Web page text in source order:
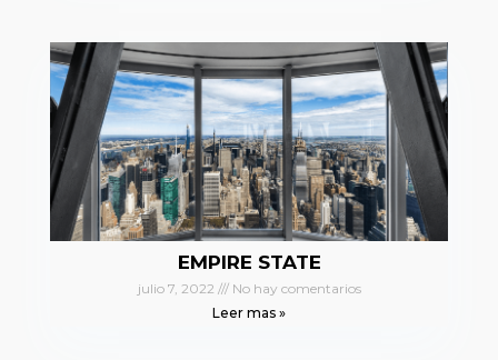
EMPIRE STATE
julio 7, 2022
No hay comentarios
Leer mas »